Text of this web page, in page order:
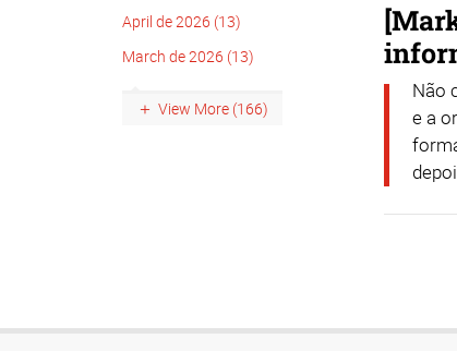
April de 2026 (13)
March de 2026 (13)
View More (166)
Não
e a